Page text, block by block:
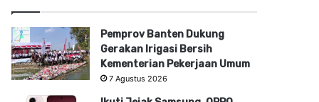
Pemprov Banten Dukung
Gerakan Irigasi Bersih
Kementerian Pekerjaan Umum
7 Agustus 2026